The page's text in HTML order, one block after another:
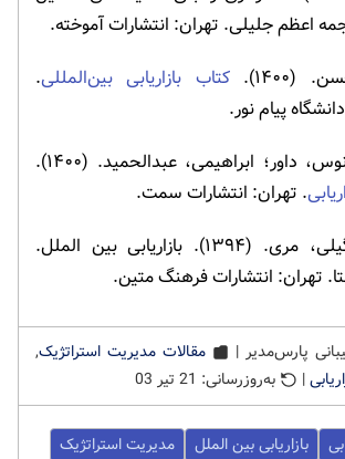
اعظم جلیلی. تهران: انتشارات آموخته.
(۱۴۰۰).
کتاب بازاریابی بین‌المللی.
پیام نور.
داور؛ ابراهیمی، عبدالحمید. (۱۴۰۰).
. تهران: انتشارات سمت.
گراهام، جان؛ گیلی، مری. (۱۳۹۴). بازاریابی بین الملل.
تهران: انتشارات فرهنگ متین.
پارس‌مدیر | مقالات مدیریت استراتژیک,
| به‌روزرسانی: 21 تیر 03
بازاریابی بین الملل مدیریت استراتژیک